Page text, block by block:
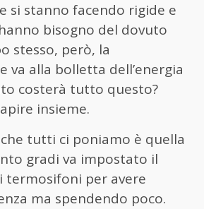
si stanno facendo rigide e
bisogno del dovuto
stesso, però, la
va alla bolletta dell’energia
costerà tutto questo?
insieme.
tutti ci poniamo è quella
gradi va impostato il
per avere
ma spendendo poco.